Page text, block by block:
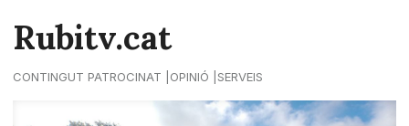
Rubitv.cat
CONTINGUT PATROCINAT OPINIÓ SERVEIS